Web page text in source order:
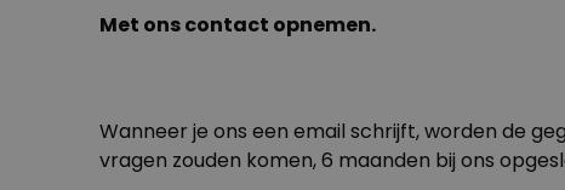
Met ons contact opnemen.
Wanneer je ons een email schrijft, worden de
vragen zouden komen, 6 maanden bij ons